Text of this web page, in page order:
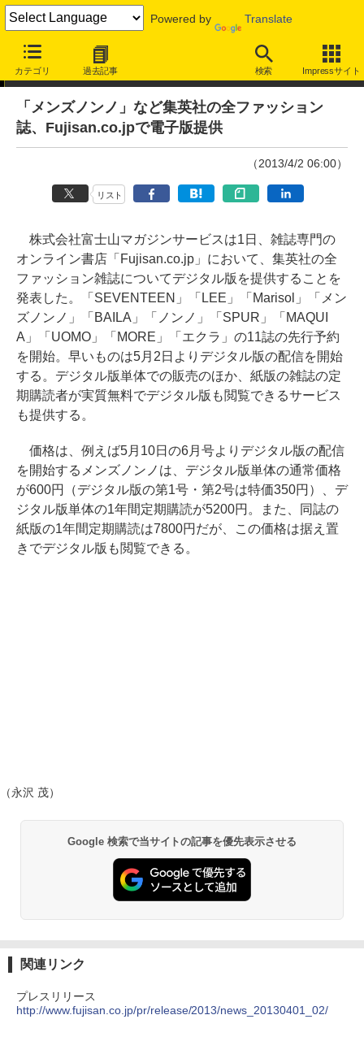
Powered by Translate
カテゴリ 過去記事 検索 Impressサイト
ニュース
「メンズノンノ」など集英社の全ファッション
誌、Fujisan.co.jpで電子版提供
（2013/4/2 06:00）
リスト
株式会社富士山マガジンサービスは1日、雑誌専門の
オンライン書店「Fujisan.co.jp」において、集英社の全
ファッション雑誌についてデジタル版を提供することを
発表した。「SEVENTEEN」「LEE」「Marisol」「メン
ズノンノ」「BAILA」「ノンノ」「SPUR」「MAQUI
A」「UOMO」「MORE」「エクラ」の11誌の先行予約
を開始。早いものは5月2日よりデジタル版の配信を開始
する。デジタル版単体での販売のほか、紙版の雑誌の定
期購読者が実質無料でデジタル版も閲覧できるサービス
も提供する。
価格は、例えば5月10日の6月号よりデジタル版の配信
を開始するメンズノンノは、デジタル版単体の通常価格
が600円（デジタル版の第1号・第2号は特価350円）、デ
ジタル版単体の1年間定期購読が5200円。また、同誌の
紙版の1年間定期購読は7800円だが、この価格は据え置
きでデジタル版も閲覧できる。
（永沢 茂）
Google 検索で当サイトの記事を優先表示させる
関連リンク
プレスリリース
http://www.fujisan.co.jp/pr/release/2013/news_20130401_02/